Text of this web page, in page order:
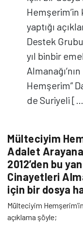
yaptığı
Destek
yıl binbir
Hemşerim”
de Suriyeli
Mülteciyim
Adalet
2012’den bu
Cinayetleri
için bir dosya
Mülteciyim
açıklama şöyle;